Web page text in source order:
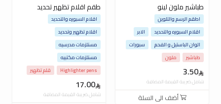
طباشير ملون لينو
3.50
اطقم الرسم والتلوين
اقلام السبوره والتحديد
الابر
الوان الباستيل و الفحم
سبورات
طباشير
ملون
شامل ضريبة القيمة المضافة
أضف الى السلة
طقم اقلام تظهير تحديد
17.00
اقلام السبوره والتحديد
اقلام تظهير وتحديد
مستلزمات مدرسيه
مستلزمات مكتبيه
Highlighter pens
قلم تظهير
شامل ضريبة القيمة المضافة